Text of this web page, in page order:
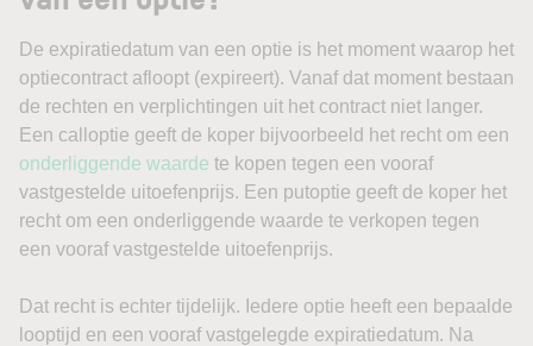
De expiratiedatum van een optie is het moment waarop het
optiecontract afloopt (expireert). Vanaf dat moment bestaan
de rechten en verplichtingen uit het contract niet langer.
Een calloptie geeft de koper bijvoorbeeld het recht om een
onderliggende waarde te kopen tegen een vooraf
vastgestelde uitoefenprijs. Een putoptie geeft de koper het
recht om een onderliggende waarde te verkopen tegen
een vooraf vastgestelde uitoefenprijs.
Dat recht is echter tijdelijk. Iedere optie heeft een bepaalde
looptijd en een vooraf vastgelegde expiratiedatum. Na